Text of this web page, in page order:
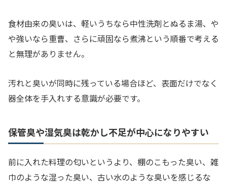
食材由来の臭いは、軽いうちなら中性洗剤とぬるま湯、や
や強いなら重曹、さらに頑固なら煮沸という順番で考える
と無理がありません。
汚れと臭いが同時に残っている場合ほど、表面だけでなく
器全体を手入れする意識が必要です。
保管臭や湿気臭は乾かし不足が中心になりやすい
前に入れた料理の匂いというより、棚のこもった臭い、雑
巾のような湿った臭い、古い水のような臭いを感じるな